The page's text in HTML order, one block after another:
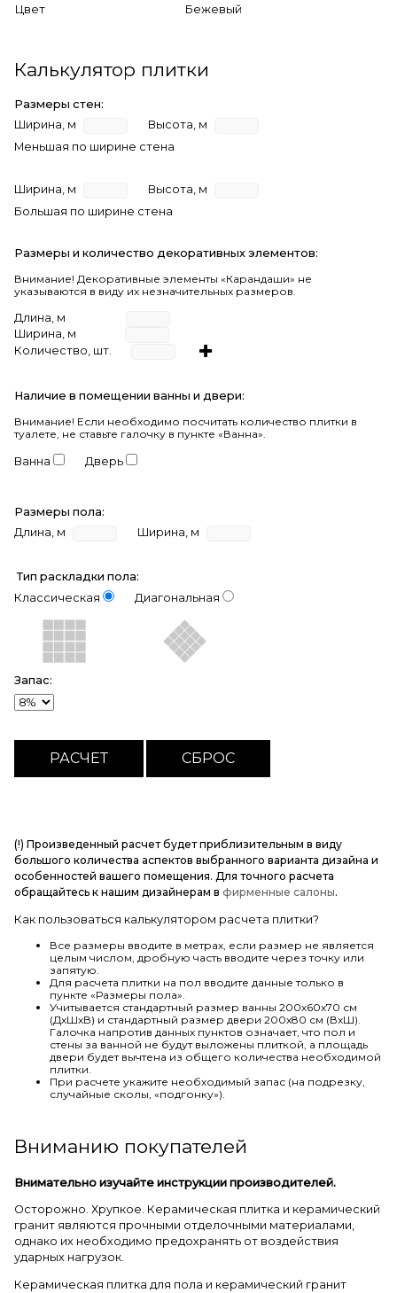
Цвет Бежевый
Калькулятор плитки
Размеры стен:
Ширина, м
Высота, м
Меньшая по ширине стена
Ширина, м
Высота, м
Большая по ширине стена
Размеры и количество декоративных элементов:
Внимание! Декоративные элементы «Карандаши» не
указываются в виду их незначительных размеров.
Длина, м
Ширина, м
Количество, шт.
Наличие в помещении ванны и двери:
Внимание! Если необходимо посчитать количество плитки в
туалете, не ставьте галочку в пункте «Ванна».
Ванна Дверь
Размеры пола:
Длина, м
Ширина, м
Тип раскладки пола:
Классическая
Диагональная
Запас:
(!) Произведенный расчет будет приблизительным в виду
большого количества аспектов выбранного варианта дизайна и
особенностей вашего помещения. Для точного расчета
обращайтесь к нашим дизайнерам в фирменные салоны.
Как пользоваться калькулятором расчета плитки?
Все размеры вводите в метрах, если размер не является
целым числом, дробную часть вводите через точку или
запятую.
Для расчета плитки на пол вводите данные только в
пункте «Размеры пола».
Учитывается стандартный размер ванны 200х60х70 см
(ДхШхВ) и стандартный размер двери 200х80 см (ВхШ).
Галочка напротив данных пунктов означает, что пол и
стены за ванной не будут выложены плиткой, а площадь
двери будет вычтена из общего количества необходимой
плитки.
При расчете укажите необходимый запас (на подрезку,
случайные сколы, «подгонку»).
Вниманию покупателей
Внимательно изучайте инструкции производителей.
Осторожно. Хрупкое. Керамическая плитка и керамический
гранит являются прочными отделочными материалами,
однако их необходимо предохранять от воздействия
ударных нагрузок.
Керамическая плитка для пола и керамический гранит